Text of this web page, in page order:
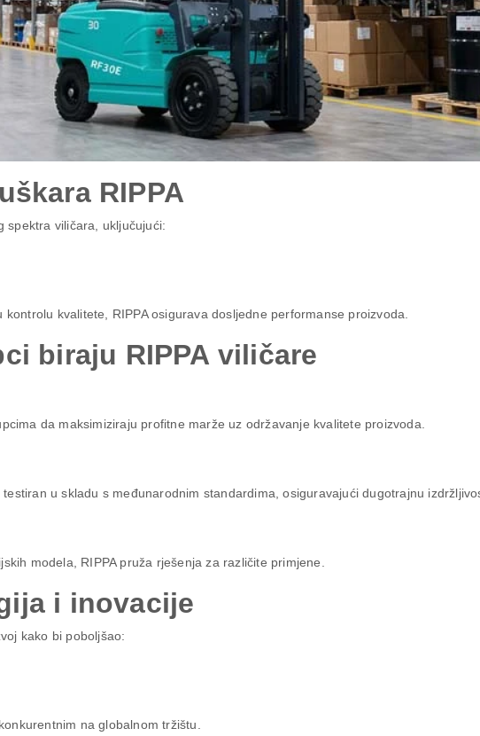
RIPPA
spektra viličara, uključujući:
kvalitete, RIPPA osigurava dosljedne performanse proizvoda.
biraju RIPPA viličare
da maksimiziraju profitne marže uz održavanje kvalitete proizvoda.
u skladu s međunarodnim standardima, osiguravajući dugotrajnu
modela, RIPPA pruža rješenja za različite primjene.
i inovacije
kako bi poboljšao:
na globalnom tržištu.